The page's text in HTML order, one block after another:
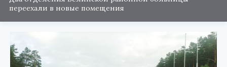
переехали в новые помещения